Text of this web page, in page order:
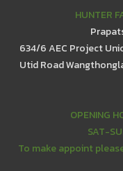
HUNTER
634/6 AEC Project
Utid Road
OPENING
SAT-
To make appoint